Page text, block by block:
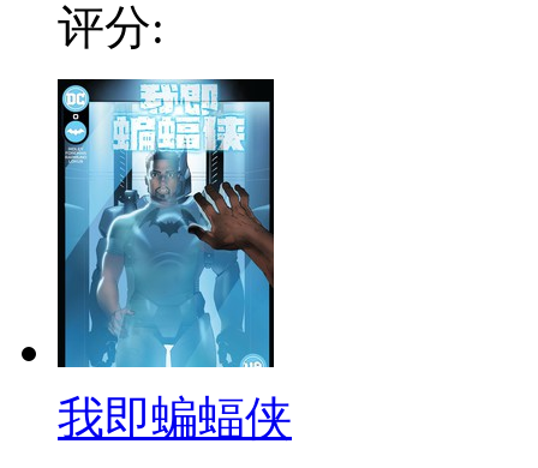
评分:
我即蝙蝠侠